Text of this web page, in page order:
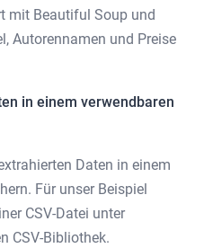
mit Beautiful Soup und
Autorennamen und Preise
in einem verwendbaren
Daten in einem
Für unser Beispiel
CSV-Datei unter
CSV-Bibliothek.